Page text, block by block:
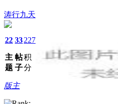
涛行九天
22
主
题
33
帖
子
227
积
分
版主